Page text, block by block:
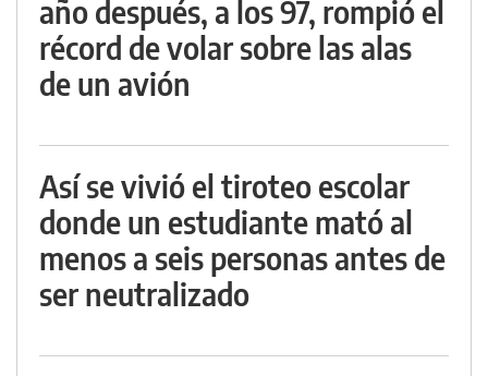
año después, a los 97, rompió el
récord de volar sobre las alas
de un avión
Así se vivió el tiroteo escolar
donde un estudiante mató al
menos a seis personas antes de
ser neutralizado